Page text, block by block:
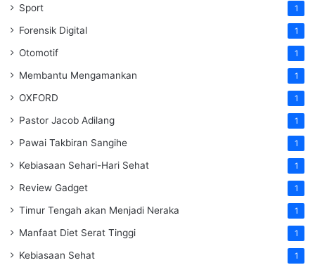
Sport 1
Forensik Digital 1
Otomotif 1
Membantu Mengamankan 1
OXFORD 1
Pastor Jacob Adilang 1
Pawai Takbiran Sangihe 1
Kebiasaan Sehari-Hari Sehat 1
Review Gadget 1
Timur Tengah akan Menjadi Neraka 1
Manfaat Diet Serat Tinggi 1
Kebiasaan Sehat 1